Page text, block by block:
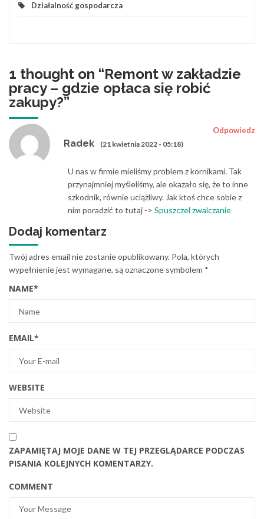
Działalność gospodarcza
1 thought on “Remont w zakładzie
pracy – gdzie opłaca się robić
zakupy?”
Radek (21 kwietnia 2022 - 05:18)
Odpowiedz
U nas w firmie mieliśmy problem z kornikami. Tak
przynajmniej myśleliśmy, ale okazało się, że to inne
szkodnik, równie uciążliwy. Jak ktoś chce sobie z
nim poradzić to tutaj -> Spuszczel zwalczanie
Dodaj komentarz
Twój adres email nie zostanie opublikowany. Pola, których
wypełnienie jest wymagane, są oznaczone symbolem *
NAME*
EMAIL*
WEBSITE
ZAPAMIĘTAJ MOJE DANE W TEJ PRZEGLĄDARCE PODCZAS
PISANIA KOLEJNYCH KOMENTARZY.
COMMENT